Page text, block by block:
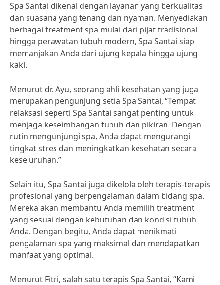
Spa Santai dikenal dengan layanan yang berkualitas
dan suasana yang tenang dan nyaman. Menyediakan
berbagai treatment spa mulai dari pijat tradisional
hingga perawatan tubuh modern, Spa Santai siap
memanjakan Anda dari ujung kepala hingga ujung
kaki.
Menurut dr. Ayu, seorang ahli kesehatan yang juga
merupakan pengunjung setia Spa Santai, “Tempat
relaksasi seperti Spa Santai sangat penting untuk
menjaga keseimbangan tubuh dan pikiran. Dengan
rutin mengunjungi spa, Anda dapat mengurangi
tingkat stres dan meningkatkan kesehatan secara
keseluruhan.”
Selain itu, Spa Santai juga dikelola oleh terapis-terapis
profesional yang berpengalaman dalam bidang spa.
Mereka akan membantu Anda memilih treatment
yang sesuai dengan kebutuhan dan kondisi tubuh
Anda. Dengan begitu, Anda dapat menikmati
pengalaman spa yang maksimal dan mendapatkan
manfaat yang optimal.
Menurut Fitri, salah satu terapis Spa Santai, “Kami